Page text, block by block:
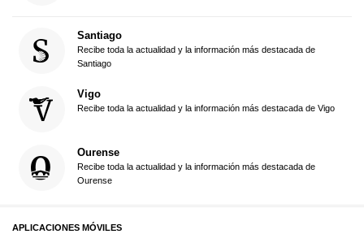
Santiago
Recibe toda la actualidad y la información más destacada de
Santiago
Vigo
Recibe toda la actualidad y la información más destacada de Vigo
Ourense
Recibe toda la actualidad y la información más destacada de
Ourense
APLICACIONES MÓVILES